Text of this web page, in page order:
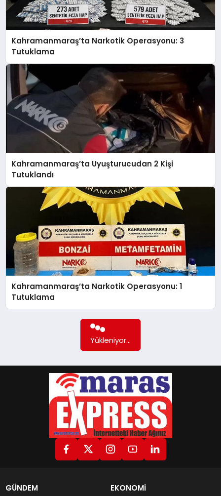
Kahramanmaraş’ta Narkotik Operasyonu: 3
Tutuklama
Kahramanmaraş’ta Uyuşturucudan 2 Kişi
Tutuklandı
Kahramanmaraş’ta Narkotik Operasyonu: 1
Tutuklama
Yükleniyor...
GÜNDEM EKONOMİ